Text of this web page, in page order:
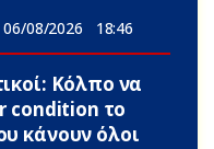
06/08/2026 18:46
Κόλπο να
condition το
κάνουν όλοι